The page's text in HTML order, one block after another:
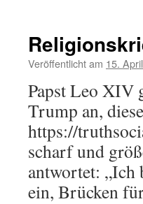
Veröffentlicht am 15.
Papst Leo XIV
Trump an,
https://
scharf und
antwortet: „Ich
ein, Brücken